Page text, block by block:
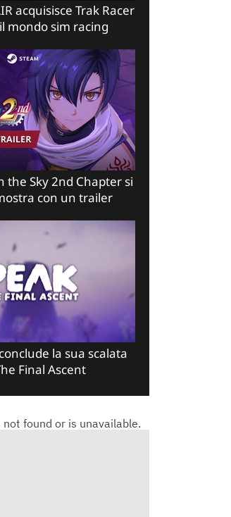
acquisisce Trak Racer
mondo sim racing
the Sky 2nd Chapter si
con un trailer
la sua scalata
Final Ascent